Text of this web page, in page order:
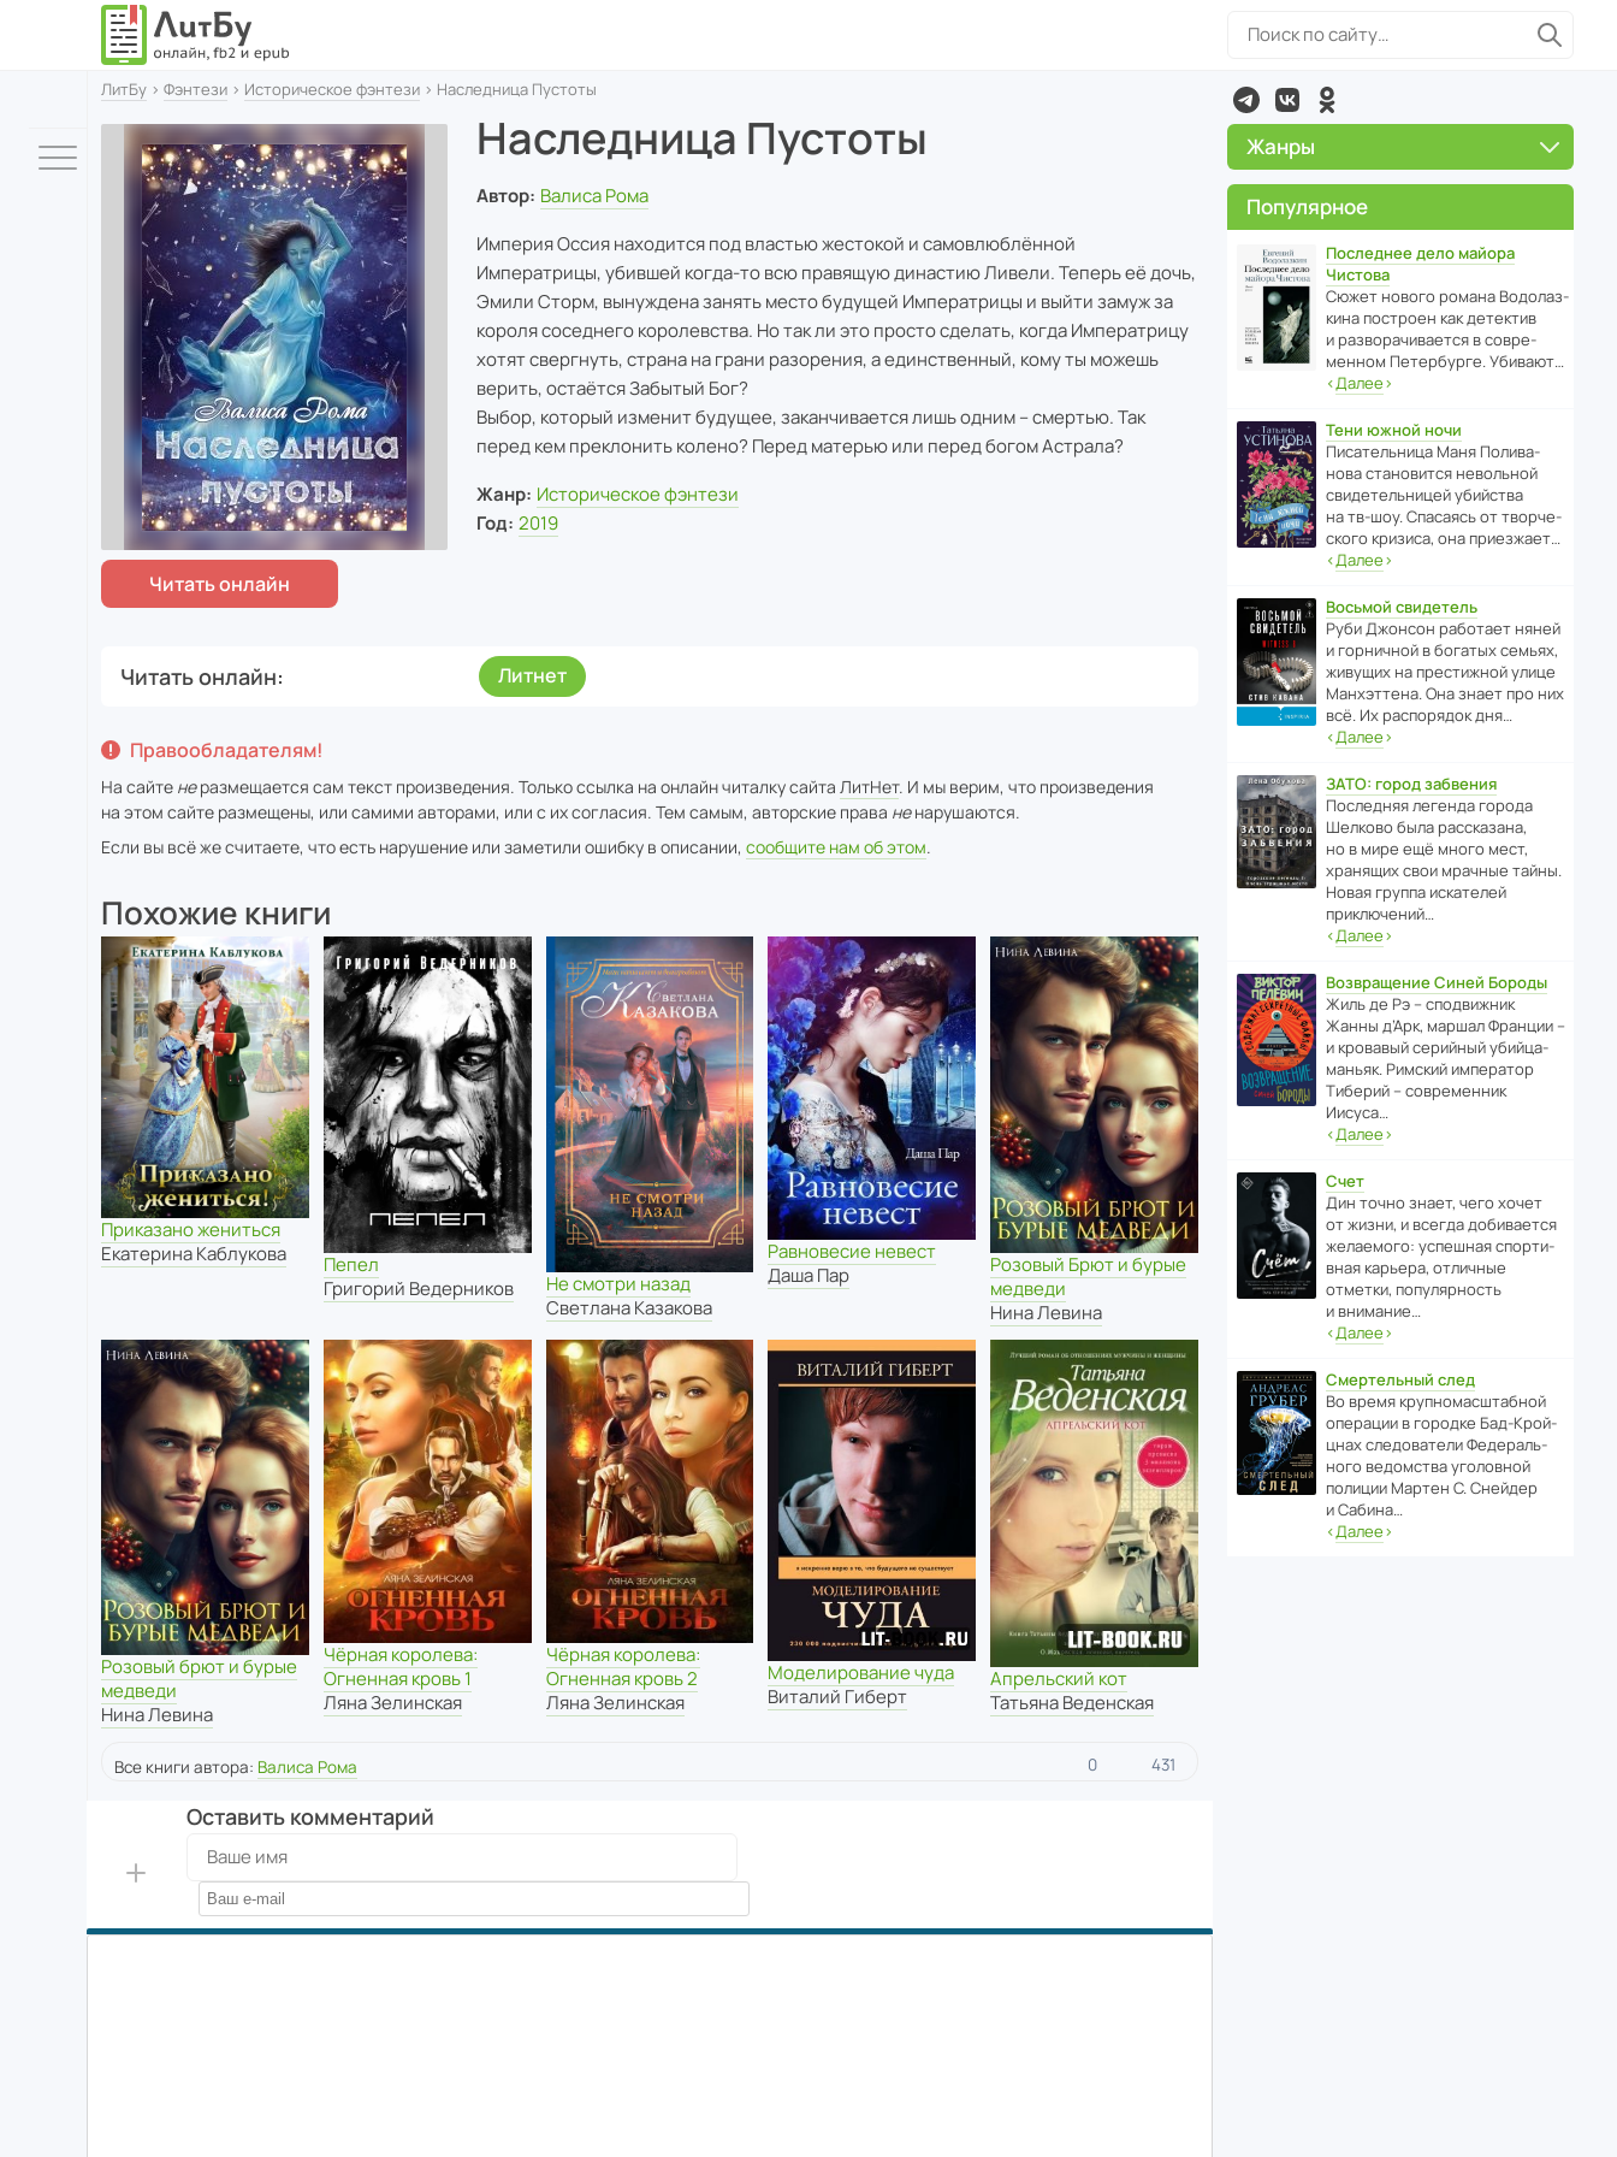
ЛитБу › Фэнтези › Историческое фэнтези › Наследница Пустоты
Наследница Пустоты
Автор: Валиса Рома
Империя Оссия находится под властью жестокой и самовлюблённой
Императрицы, убившей когда-то всю правящую династию Ливели. Теперь её дочь,
Эмили Сторм, вынуждена занять место будущей Императрицы и выйти замуж за
короля соседнего королевства. Но так ли это просто сделать, когда Императрицу
хотят свергнуть, страна на грани разорения, а единственный, кому ты можешь
верить, остаётся Забытый Бог?
Выбор, который изменит будущее, заканчивается лишь одним – смертью. Так
перед кем преклонить колено? Перед матерью или перед богом Астрала?
Жанр: Историческое фэнтези
Год: 2019
Читать онлайн Литнет
Правообладателям!
На сайте неразмещается сам текст произведения. Только ссылка на онлайн читалку сайта ЛитНет. И мы верим, что произведения
на этом сайте размещены, или самими авторами, или с их согласия. Тем самым, авторские права ненарушаются.
Если вы всё же считаете, что есть нарушение или заметили ошибку в описании, сообщите нам об этом.
Похожие книги
Приказано жениться
Екатерина Каблукова
Пепел
Григорий Ведерников
Не смотри назад
Светлана Казакова
Равновесие невест
Даша Пар
Розовый Брют и бурые
медведи
Нина Левина
Розовый брют и бурые
медведи
Нина Левина
Чёрная королева:
Огненная кровь 1
Ляна Зелинская
Чёрная королева:
Огненная кровь 2
Ляна Зелинская
Моделирование чуда
Виталий Гиберт
Апрельский кот
Татьяна Веденская
Все книги автора: Валиса Рома 0 431
Оставить комментарий
Жанры
Популярное
Последнее дело майора
Чистова
Сюжет нового романа Водо­ла­з­
кина пост­роен как дете­ктив
и разво­ра­чи­ва­ется в совре­
менном Пете­р­бурге. Убивают…
‹Далее›
Тени южной ночи
Писа­тель­ница Маня Поли­ва­
нова стано­вится невольной
свиде­тель­ницей убийства
на тв-шоу. Спасаясь от твор­че­
с­кого кризиса, она приезжает…
‹Далее›
Восьмой свидетель
Руби Джонсон рабо­тает няней
и горни­чной в богатых семьях,
живущих на прес­ти­жной улице
Манх­эт­тена. Она знает про них
всё. Их распо­рядок дня…
‹Далее›
ЗАТО: город забвения
После­дняя легенда города
Шелково была расска­зана,
но в мире ещё много мест,
хранящих свои мрачные тайны.
Новая группа иска­телей
приключений…
‹Далее›
Возвращение Синей Бороды
Жиль де Рэ – спод­ви­жник
Жанны д’Арк, маршал Франции –
и кровавый серийный убийца-
маньяк. Римский импе­ратор
Тиберий – совре­менник
Иисуса…
‹Далее›
Счет
Дин точно знает, чего хочет
от жизни, и всегда доби­ва­ется
жела­е­мого: успе­шная спор­ти­
вная карьера, отли­чные
отметки, попу­ля­р­ность
и внимание…
‹Далее›
Смертельный след
Во время круп­но­мас­ш­та­бной
операции в городке Бад‑Крой­
цнах следо­ва­тели Феде­раль­
ного ведомства уголо­вной
полиции Мартен С. Снейдер
и Сабина…
‹Далее›